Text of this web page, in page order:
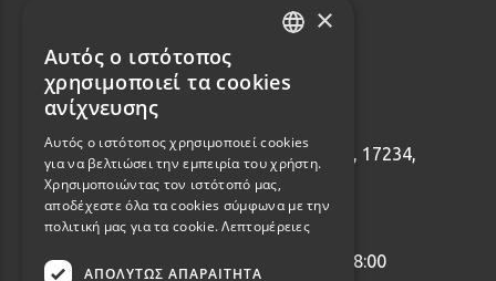
Επικοινωνία
2114001465
Εθνάρχου Μακαρίου 92, Δάφνη, 17234,
Ελλάδα
info@webalists.gr
Δευτέρα - Παρασκευή 10:00 - 18:00
×
Αυτός ο ιστότοπος
χρησιμοποιεί τα cookies
ανίχνευσης
Αυτός ο ιστότοπος χρησιμοποιεί cookies
για να βελτιώσει την εμπειρία του χρήστη.
Χρησιμοποιώντας τον ιστότοπό μας,
αποδέχεστε όλα τα cookies σύμφωνα με την
πολιτική μας για τα cookie. Λεπτομέρειες
ΑΠΟΛΎΤΩΣ ΑΠΑΡΑΊΤΗΤΑ